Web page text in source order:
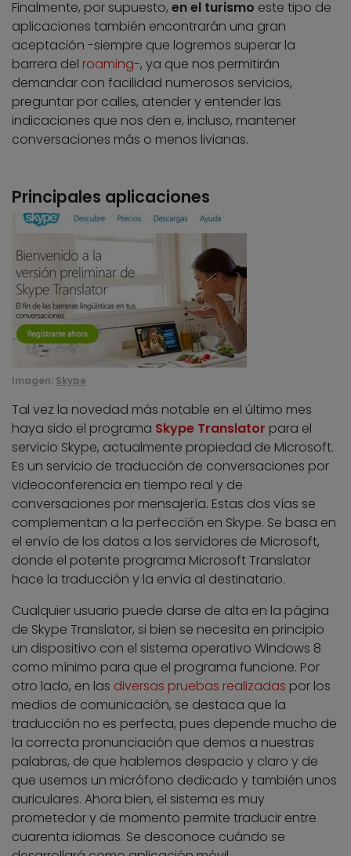
Finalmente, por supuesto, en el turismo este tipo de
aplicaciones también encontrarán una gran
aceptación -siempre que logremos superar la
barrera del roaming-, ya que nos permitirán
demandar con facilidad numerosos servicios,
preguntar por calles, atender y entender las
indicaciones que nos den e, incluso, mantener
conversaciones más o menos livianas.
Principales aplicaciones
Imagen: Skype
Tal vez la novedad más notable en el último mes
haya sido el programa Skype Translator para el
servicio Skype, actualmente propiedad de Microsoft.
Es un servicio de traducción de conversaciones por
videoconferencia en tiempo real y de
conversaciones por mensajería. Estas dos vías se
complementan a la perfección en Skype. Se basa en
el envío de los datos a los servidores de Microsoft,
donde el potente programa Microsoft Translator
hace la traducción y la envía al destinatario.
Cualquier usuario puede darse de alta en la página
de Skype Translator, si bien se necesita en principio
un dispositivo con el sistema operativo Windows 8
como mínimo para que el programa funcione. Por
otro lado, en las diversas pruebas realizadas por los
medios de comunicación, se destaca que la
traducción no es perfecta, pues depende mucho de
la correcta pronunciación que demos a nuestras
palabras, de que hablemos despacio y claro y de
que usemos un micrófono dedicado y también unos
auriculares. Ahora bien, el sistema es muy
prometedor y de momento permite traducir entre
cuarenta idiomas. Se desconoce cuándo se